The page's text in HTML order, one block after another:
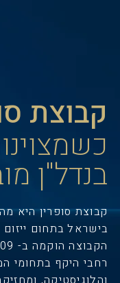
קבוצת
בנדל"ן
קבוצת סופרין היא
בישראל בתחום ייזום
רחבי היקף בתחומי